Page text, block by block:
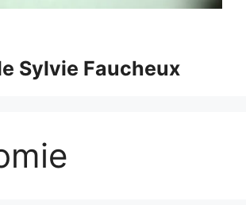
Sylvie Faucheux